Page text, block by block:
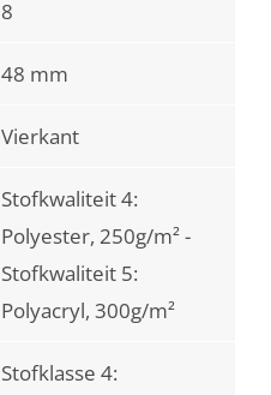
8
48 mm
Vierkant
Stofkwaliteit 4:
Polyester, 250g/m² -
Stofkwaliteit 5:
Polyacryl, 300g/m²
Stofklasse 4: